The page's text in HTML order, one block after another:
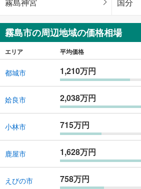
霧島市の周辺地域の価格相場
エリア 平均価格
都城市 1,210万円
姶良市 2,038万円
小林市 715万円
鹿屋市 1,628万円
えびの市 758万円